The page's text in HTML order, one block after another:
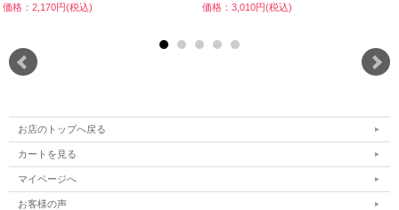
価格：2,170円(税込) 価格：3,010円(税込)
お店のトップへ戻る
カートを見る
マイページへ
お客様の声